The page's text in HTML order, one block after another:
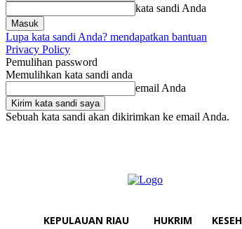
kata sandi Anda
Lupa kata sandi Anda? mendapatkan bantuan
Privacy Policy
Pemulihan password
Memulihkan kata sandi anda
email Anda
Sebuah kata sandi akan dikirimkan ke email Anda.
KEPULAUAN RIAU HUKRIM